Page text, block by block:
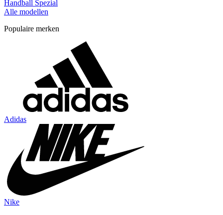
Handball Spezial
Alle modellen
Populaire merken
Adidas
Nike